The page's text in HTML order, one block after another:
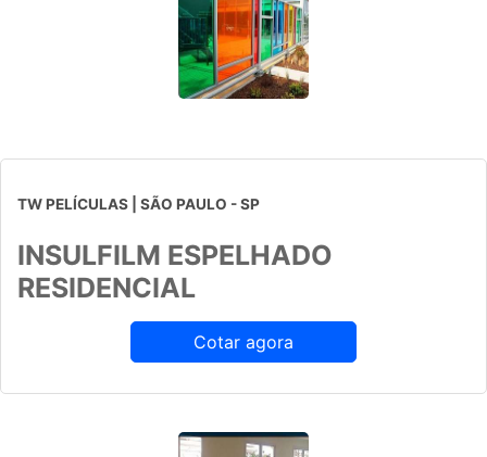
TW PELÍCULAS | SÃO PAULO - SP
INSULFILM ESPELHADO
RESIDENCIAL
Cotar agora